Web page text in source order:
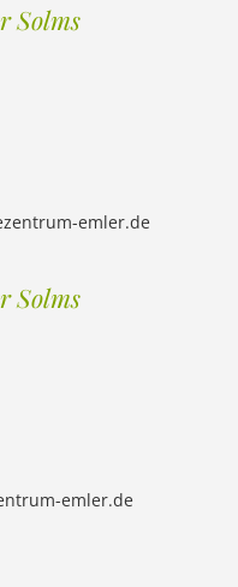
Solms
emler.de
Solms
emler.de